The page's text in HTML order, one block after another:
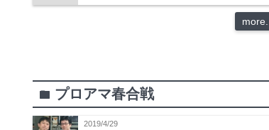
more...
folder プロアマ春合戦
2019/4/29